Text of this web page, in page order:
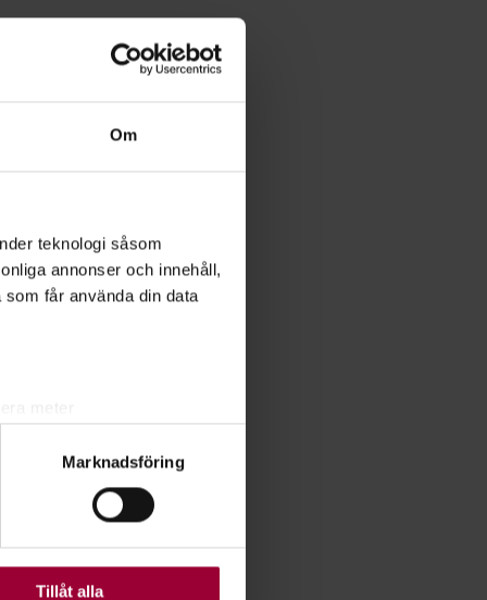
Om
teknologi såsom
annonser och innehåll,
får använda din data
meter
. Du kan ändra
Vissa kakor är
Marknadsföring
Tillåt alla